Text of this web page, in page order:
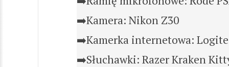
➡️Kamera: Nikon Z30
➡️Kamerka internetowa:
➡️Słuchawki: Razer Kraken